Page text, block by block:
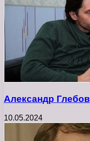
Александр Глебов
10.05.2024